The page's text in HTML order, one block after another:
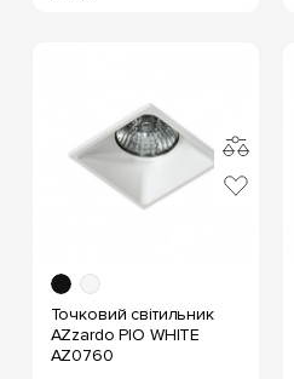
Точковий світильник
AZzardo PIO WHITE
AZ0760